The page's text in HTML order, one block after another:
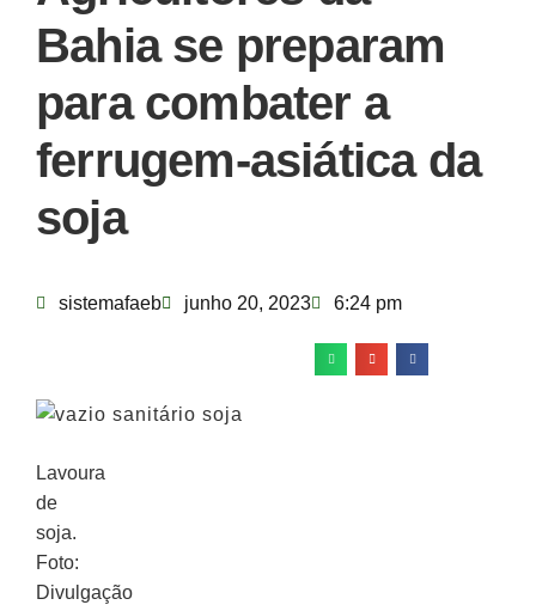
Bahia se preparam
para combater a
ferrugem-asiática da
soja
sistemafaeb junho 20, 2023 6:24 pm
Lavoura
de
soja.
Foto:
Divulgação